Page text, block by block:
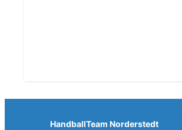
HandballTeam Norderstedt